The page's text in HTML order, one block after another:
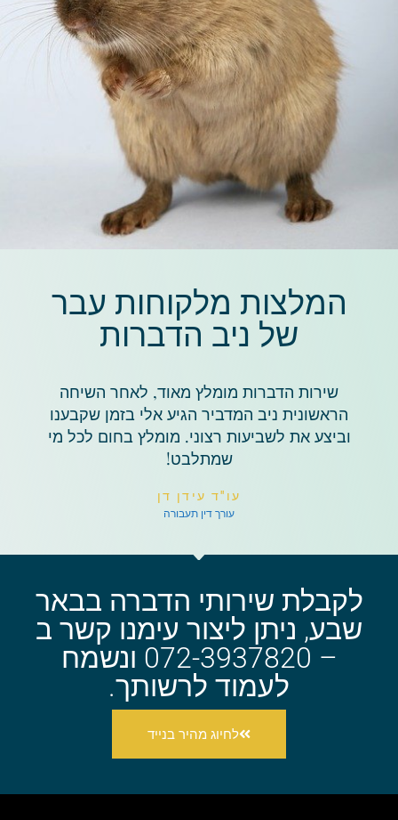
המלצות מלקוחות עבר
של ניב הדברות
שירות הדברות מומלץ מאוד, לאחר השיחה
הראשונית ניב המדביר הגיע אלי בזמן שקבענו
וביצע את לשביעות רצוני. מומלץ בחום לכל מי
שמתלבט!
עו"ד עידן דן
עורך דין תעבורה
לקבלת שירותי הדברה בבאר
שבע, ניתן ליצור עימנו קשר ב
– 072-3937820 ונשמח
לעמוד לרשותך.
לחיוג מהיר בנייד